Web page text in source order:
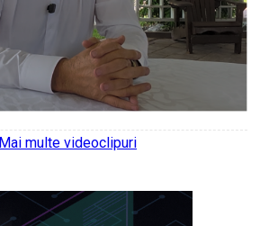
Mai multe videoclipuri